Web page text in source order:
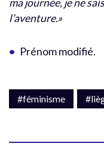
ma journée, je ne
l’aventure.»
Prénom modifié.
#féminisme